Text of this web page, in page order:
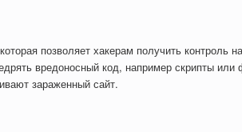
позволяет хакерам получить
вредоносный код, например скрипты
зараженный сайт.